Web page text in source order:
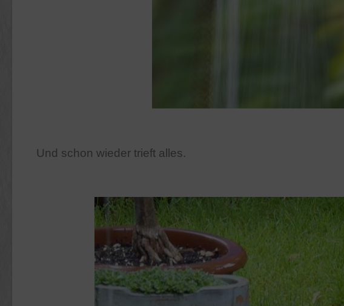
Und schon wieder trieft alles.